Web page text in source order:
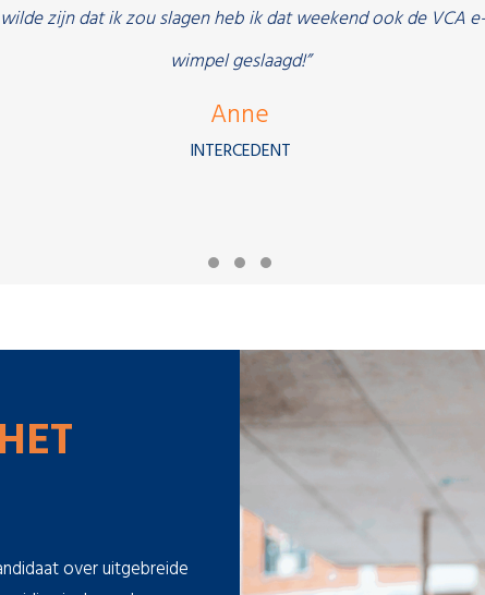
zijn dat ik zou slagen heb ik dat weekend ook de VCA
wimpel geslaagd!”
Anne
INTERCEDENT
over uitgebreide